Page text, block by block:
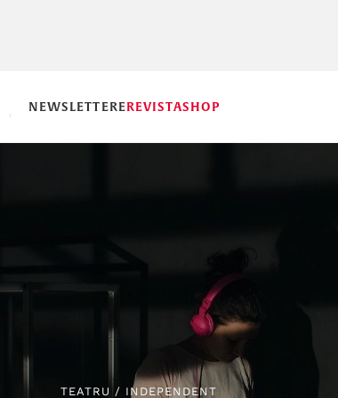
NEWSLETTEREREVISTASHOP
TEATRU / INDEPENDENT